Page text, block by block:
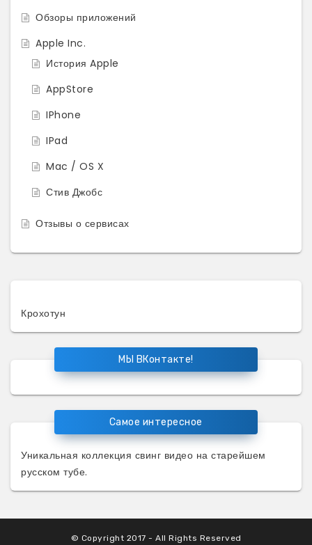
Обзоры приложений
Apple Inc.
История Apple
AppStore
IPhone
IPad
Mac / OS X
Стив Джобс
Отзывы о сервисах
Крохотун
МЫ ВКонтакте!
Самое интересное
Уникальная коллекция свинг видео на старейшем
русском тубе.
© Copyright 2017 - All Rights Reserved